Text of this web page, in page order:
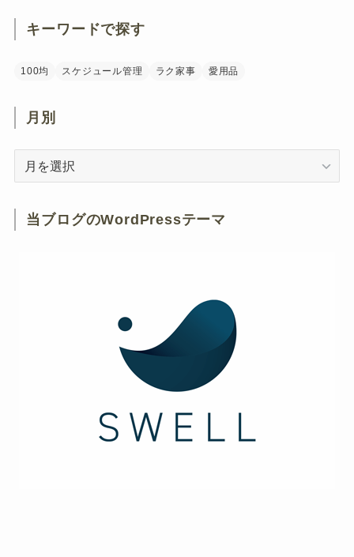
キーワードで探す
100均 スケジュール管理 ラク家事 愛用品
月別
当ブログのWordPressテーマ